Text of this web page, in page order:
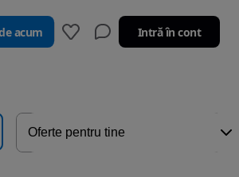
acum Intră în cont